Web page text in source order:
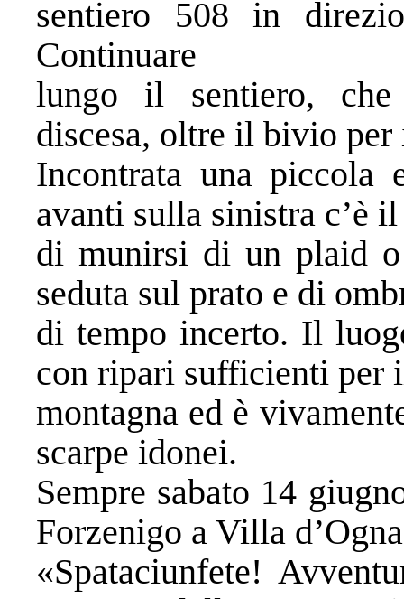
sentiero 508 in
Continuare
lungo il sentiero, che
discesa, oltre il bivio
Incontrata una
avanti sulla sinistra c’è
di munirsi di un plaid
seduta sul prato e di
di tempo incerto. Il
con ripari sufficienti per
montagna ed è
scarpe idonei.
Sempre sabato 14
Forzenigo a Villa
«Spataciunfete!